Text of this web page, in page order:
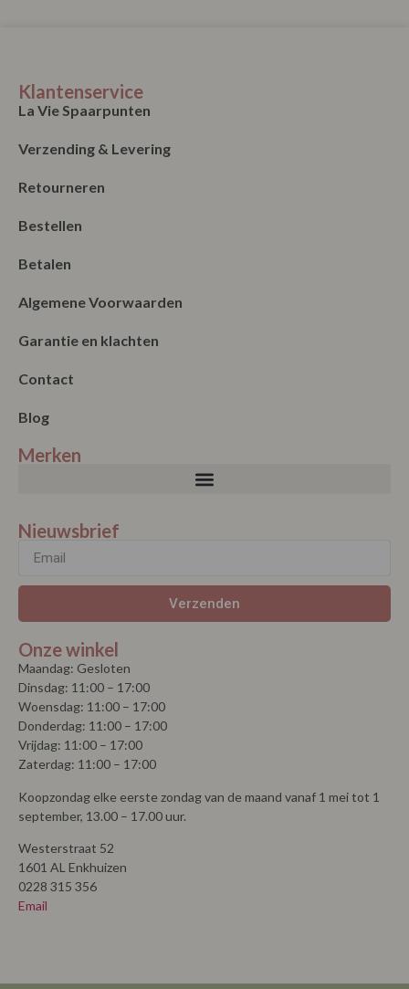
Klantenservice
La Vie Spaarpunten
Verzending & Levering
Retourneren
Bestellen
Betalen
Algemene Voorwaarden
Garantie en klachten
Contact
Blog
Merken
Nieuwsbrief
Verzenden
Onze winkel
Maandag: Gesloten
Dinsdag: 11:00 – 17:00
Woensdag: 11:00 – 17:00
Donderdag: 11:00 – 17:00
Vrijdag: 11:00 – 17:00
Zaterdag: 11:00 – 17:00
Koopzondag elke eerste zondag van de maand vanaf 1 mei tot 1
september, 13.00 – 17.00 uur.
Westerstraat 52
1601 AL Enkhuizen
0228 315 356
Email